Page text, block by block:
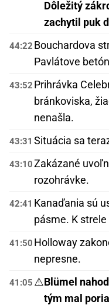
Dôležitý
zachytil puk
44:22 Bouchardova
Pavlátove
43:52 Prihrávka
bránkoviska,
nenašla.
43:31 Situácia sa
43:10Zakázané
rozohrávke.
42:41 Kanaďania sú
pásme. K
41:50 Holloway
nepresne.
41:05 ⚠️Blümel
tým mal